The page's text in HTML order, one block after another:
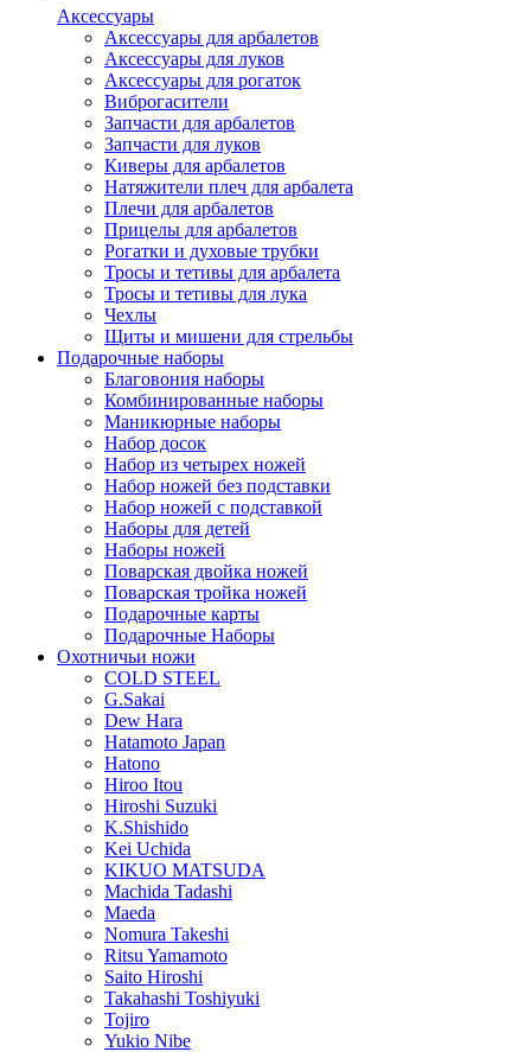
Аксессуары
Аксессуары для арбалетов
Аксессуары для луков
Аксессуары для рогаток
Виброгасители
Запчасти для арбалетов
Запчасти для луков
Киверы для арбалетов
Натяжители плеч для арбалета
Плечи для арбалетов
Прицелы для арбалетов
Рогатки и духовые трубки
Тросы и тетивы для арбалета
Тросы и тетивы для лука
Чехлы
Щиты и мишени для стрельбы
Подарочные наборы
Благовония наборы
Комбинированные наборы
Маникюрные наборы
Набор досок
Набор из четырех ножей
Набор ножей без подставки
Набор ножей с подставкой
Наборы для детей
Наборы ножей
Поварская двойка ножей
Поварская тройка ножей
Подарочные карты
Подарочные Наборы
Охотничьи ножи
COLD STEEL
G.Sakai
Dew Hara
Hatamoto Japan
Hatono
Hiroo Itou
Hiroshi Suzuki
K.Shishido
Kei Uchida
KIKUO MATSUDA
Machida Tadashi
Maeda
Nomura Takeshi
Ritsu Yamamoto
Saito Hiroshi
Takahashi Toshiyuki
Tojiro
Yukio Nibe